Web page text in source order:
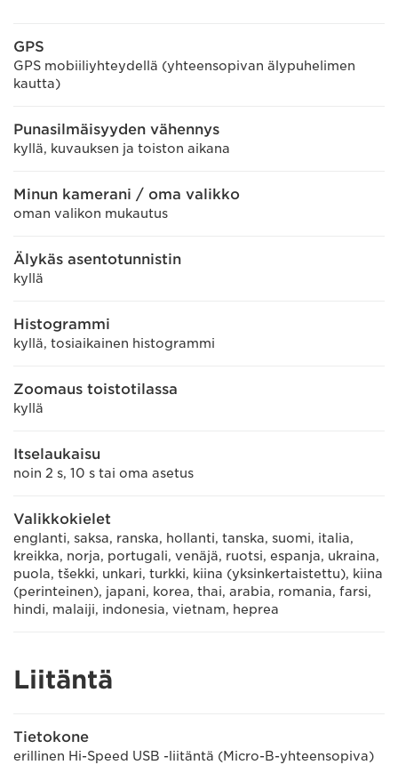
GPS
GPS mobiiliyhteydellä (yhteensopivan älypuhelimen
kautta)
Punasilmäisyyden vähennys
kyllä, kuvauksen ja toiston aikana
Minun kamerani / oma valikko
oman valikon mukautus
Älykäs asentotunnistin
kyllä
Histogrammi
kyllä, tosiaikainen histogrammi
Zoomaus toistotilassa
kyllä
Itselaukaisu
noin 2 s, 10 s tai oma asetus
Valikkokielet
englanti, saksa, ranska, hollanti, tanska, suomi, italia,
kreikka, norja, portugali, venäjä, ruotsi, espanja, ukraina,
puola, tšekki, unkari, turkki, kiina (yksinkertaistettu), kiina
(perinteinen), japani, korea, thai, arabia, romania, farsi,
hindi, malaiji, indonesia, vietnam, heprea
Liitäntä
Tietokone
erillinen Hi-Speed USB -liitäntä (Micro-B-yhteensopiva)